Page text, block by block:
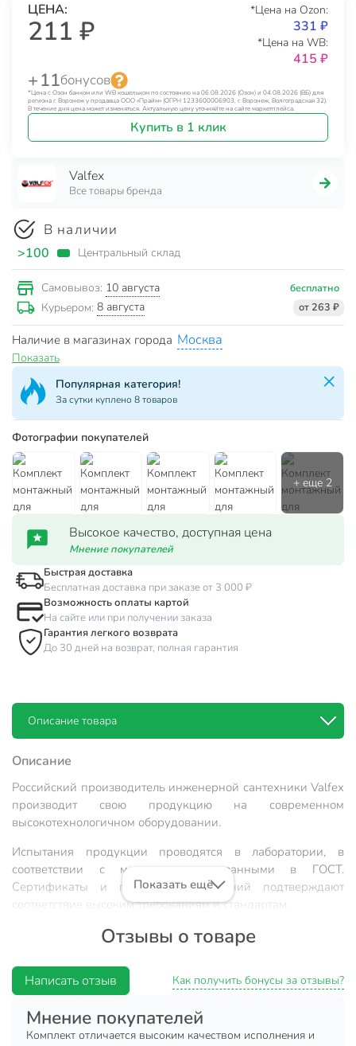
ЦЕНА:
211 ₽
*Цена на Ozon:
331 ₽
*Цена на WB:
415 ₽
+ 11бонусов
*Цена с Озон банком или WB кошельком по состоянию на 06.08.2026 (Озон) и 04.08.2026 (ВБ) для
региона г. Воронеж у продавца ООО «Прайм» (ОГРН 1233600006903, г. Воронеж, Волгоградская 32).
В течение дня цена может изменяться. Актуальную цену уточняйте на сайте маркетплейса.
Купить в 1 клик
Valfex
Все товары бренда
В наличии
>100 Центральный склад
Самовывоз: 10 августа бесплатно
Курьером: 8 августа от 263 ₽
Наличие в магазинах города Москва
Показать
Популярная категория!
За сутки куплено 8 товаров
Фотографии покупателей
Высокое качество, доступная цена
Мнение покупателей
Быстрая доставка
Бесплатная доставка при заказе от 3 000 ₽
Возможность оплаты картой
На сайте или при получении заказа
Гарантия легкого возврата
До 30 дней на возврат, полная гарантия
Описание товара
Описание
Российский производитель инженерной сантехники Valfex
производит свою продукцию на современном
высокотехнологичном оборудовании.
Испытания продукции проводятся в лаборатории, в
соответствии с методиками, указанными в ГОСТ.
Сертификаты и протоколы испытаний подтверждают
соответствие высоким требованиям и стандартам.
Характеристики:
Производитель: Valfex;
Размер: 1/2";
В комплекте: переходник правый (2 шт.), переходник
левый (2 шт.), заглушка (1 шт.), воздухоотводчик
Показать ещё
Отзывы о товаре
Написать отзыв Как получить бонусы за отзывы?
Мнение покупателей
Комплект отличается высоким качеством исполнения и